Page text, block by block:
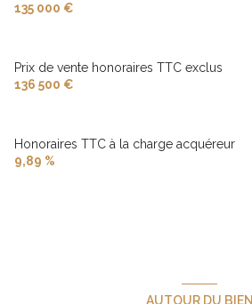
135 000 €
Prix de vente honoraires TTC exclus
136 500 €
Honoraires TTC à la charge acquéreur
9,89 %
AUTOUR DU BIEN